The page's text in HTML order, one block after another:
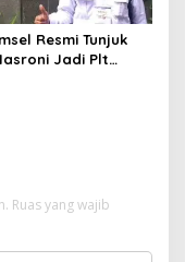
Resmi Tunjuk
Jadi Plt
Ruas yang wajib